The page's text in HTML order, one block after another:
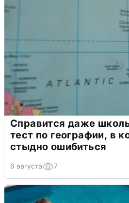
Справится даже
тест по географии, в
стыдно ошибиться
6 августа 7